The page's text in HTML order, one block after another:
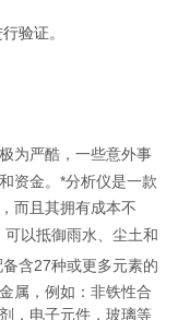
验证。
为严酷，一些意外事
资金。 *分析仪是一款
而且其拥有成本不
可以抵御雨水、尘土和
含27种或更多元素的
属，例如：非铁性合
，电子元件，玻璃等